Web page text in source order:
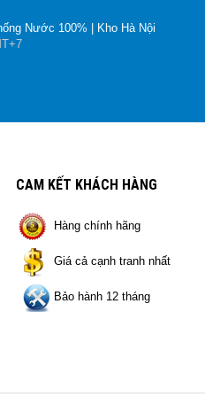
Nước 100% | Kho Hà Nội
CAM KẾT KHÁCH HÀNG
Hàng chính hãng
Giá cả cạnh tranh nhất
Bảo hành 12 tháng